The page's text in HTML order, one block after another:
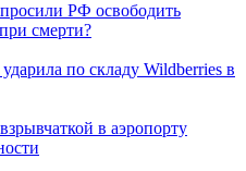
РФ освободить
смерти?
по складу Wildberries в
в аэропорту